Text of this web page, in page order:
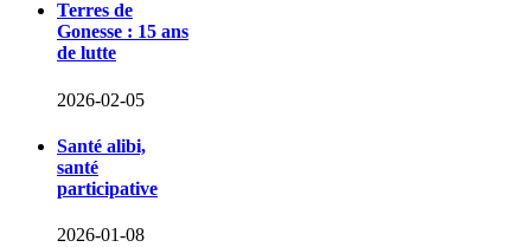
Terres de
Gonesse : 15 ans
de lutte
2026-02-05
Santé alibi,
santé
participative
2026-01-08